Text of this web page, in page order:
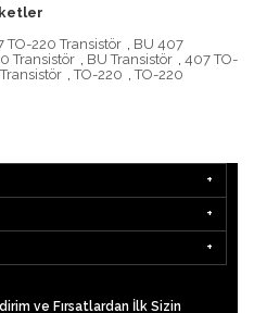
TO-220 Transistör , BU 407
Transistör , BU Transistör , 407 TO-
, TO-220 , TO-220
ve Fırsatlardan İlk Sizin